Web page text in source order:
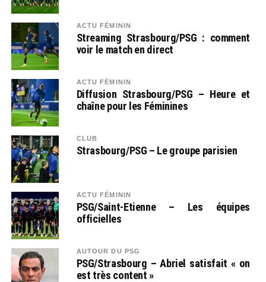
ACTU FÉMININ
Streaming Strasbourg/PSG : comment
voir le match en direct
ACTU FÉMININ
Diffusion Strasbourg/PSG – Heure et
chaîne pour les Féminines
CLUB
Strasbourg/PSG – Le groupe parisien
ACTU FÉMININ
PSG/Saint-Etienne – Les équipes
officielles
AUTOUR DU PSG
PSG/Strasbourg – Abriel satisfait « on
est très content »